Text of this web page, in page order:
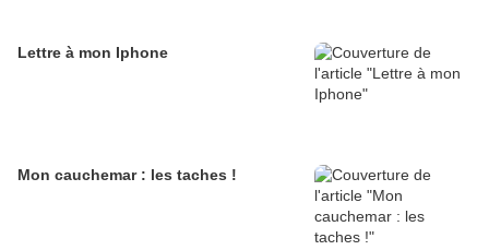
Lettre à mon Iphone
Mon cauchemar : les taches !